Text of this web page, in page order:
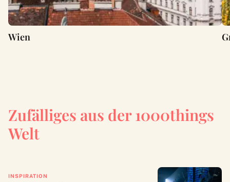
Wien
Zufälliges aus der 1000things
Welt
INSPIRATION